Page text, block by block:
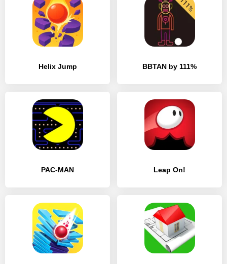
Helix Jump BBTAN by 111%
PAC-MAN Leap On!